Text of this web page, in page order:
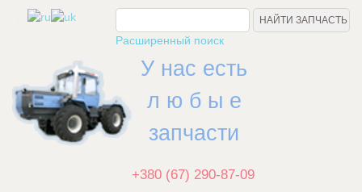
Расширенный поиск
У нас есть
л ю б ы е
запчасти
+380 (67) 290-87-09